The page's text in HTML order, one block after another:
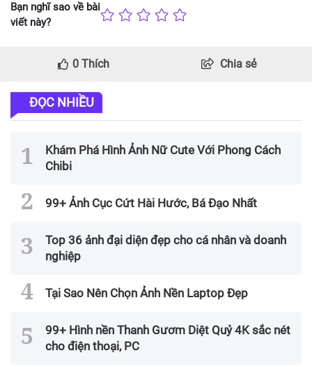
Bạn nghĩ sao về bài
viết này?
0 Thích Chia sẻ
ĐỌC NHIỀU
Khám Phá Hình Ảnh Nữ Cute Với Phong Cách
Chibi
99+ Ảnh Cục Cứt Hài Hước, Bá Đạo Nhất
Top 36 ảnh đại diện đẹp cho cá nhân và doanh
nghiệp
Tại Sao Nên Chọn Ảnh Nền Laptop Đẹp
99+ Hình nền Thanh Gươm Diệt Quỷ 4K sắc nét
cho điện thoại, PC